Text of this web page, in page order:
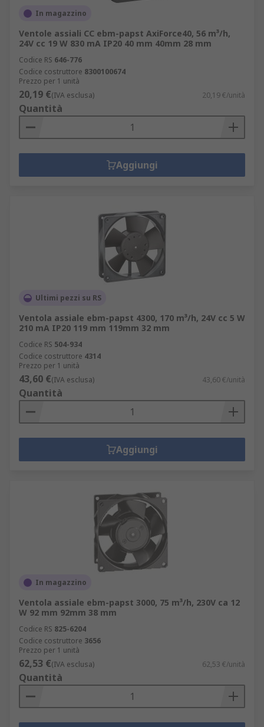
In magazzino
Ventole assiali CC ebm-papst AxiForce40, 56 m³/h,
24V cc 19 W 830 mA IP20 40 mm 40mm 28 mm
Codice RS 646-776
Codice costruttore 8300100674
Prezzo per 1 unità
20,19 €(IVA esclusa) 20,19 €/unità
Quantità
Aggiungi
Ultimi pezzi su RS
Ventola assiale ebm-papst 4300, 170 m³/h, 24V cc 5 W
210 mA IP20 119 mm 119mm 32 mm
Codice RS 504-934
Codice costruttore 4314
Prezzo per 1 unità
43,60 €(IVA esclusa) 43,60 €/unità
Quantità
Aggiungi
In magazzino
Ventola assiale ebm-papst 3000, 75 m³/h, 230V ca 12
W 92 mm 92mm 38 mm
Codice RS 825-6204
Codice costruttore 3656
Prezzo per 1 unità
62,53 €(IVA esclusa) 62,53 €/unità
Quantità